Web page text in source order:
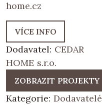
home.cz
VÍCE INFO
Dodavatel: CEDAR
HOME s.r.o.
ZOBRAZIT PROJEKTY
Kategorie: Dodavatelé